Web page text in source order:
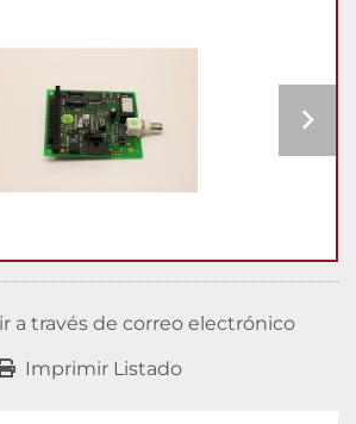
a través de correo electrónico
Imprimir Listado